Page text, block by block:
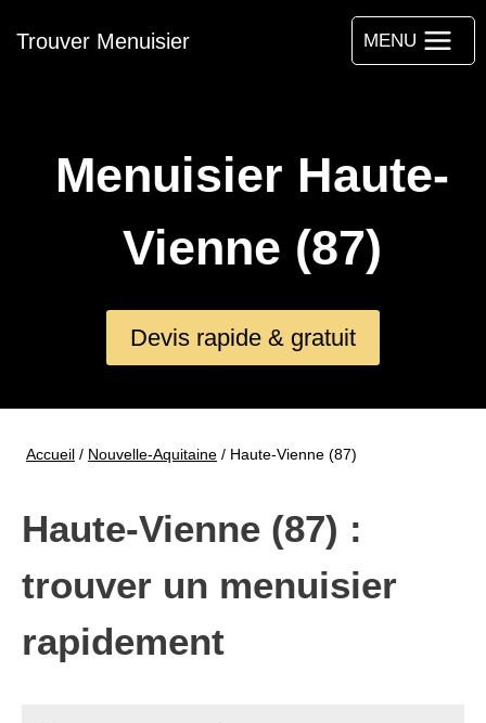
auTrouver Menuisier MENU
Menuisier Haute-
Vienne (87)
Devis rapide & gratuit
Accueil / Nouvelle-Aquitaine / Haute-Vienne (87)
Haute-Vienne (87) :
trouver un menuisier
rapidement